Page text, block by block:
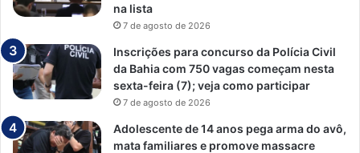
na lista
7 de agosto de 2026
Inscrições para concurso da Polícia Civil
da Bahia com 750 vagas começam nesta
sexta-feira (7); veja como participar
7 de agosto de 2026
Adolescente de 14 anos pega arma do avô,
mata familiares e promove massacre